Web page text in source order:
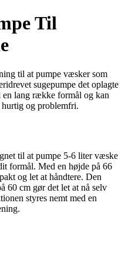
Til
til at pumpe væsker som
sugepumpe det oplagte
lang række formål og kan
hurtig og problemfri.
til at pumpe 5-6 liter væske
formål. Med en højde på 66
og let at håndtere. Den
60 cm gør det let at nå selv
styres nemt med en